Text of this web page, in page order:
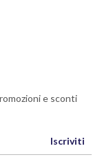
e sconti
Iscriviti